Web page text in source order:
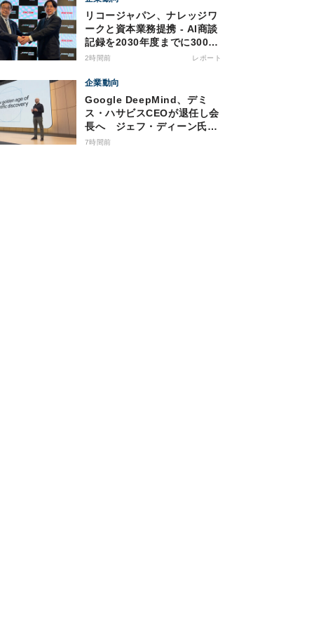
リコージャパン、ナレッジワ
ークと資本業務提携 - AI商談
記録を2030年度までに3000
社へ
2時間前 レポート
企業動向
Google DeepMind、デミ
ス・ハサビスCEOが退任し会
長へ ジェフ・ディーン氏も
退社
7時間前